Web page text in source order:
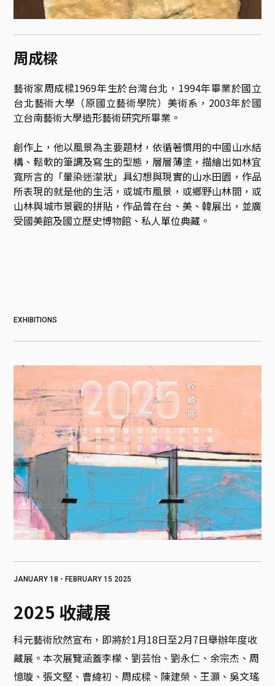
周成樑
藝術家周成樑1969年生於台灣台北，1994年畢業於國立
台北藝術大學（原國立藝術學院）美術系，2003年於國
立台南藝術大學造形藝術研究所畢業。
創作上，他以風景為主要題材，依循著慣用的中國山水結
構、鬆軟的筆調及寫生的型態，層層薄塗，描繪出如林宜
寬所言的「暈染迷濛狀」具幻想與現實的山水田園，作品
所表現的就是他的生活，或城市風景，或鄉野山林間，或
山林與城市景觀的拼貼，作品曾在台、美、韓展出，並廣
受國美館及國立歷史博物館、私人單位典藏。
EXHIBITIONS
JANUARY 18 - FEBRUARY 15 2025
2025 收藏展
科元藝術欣然宣布，即將於1月18日至2月7日舉辦年度收
藏展。本次展覽涵蓋李檬、劉芸怡、劉永仁、余宗杰、周
憶璇、張文堅、曹緯初、周成樑、陳建榮、王灝、吳文瑤